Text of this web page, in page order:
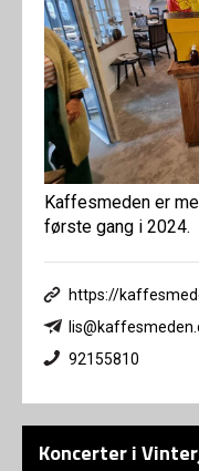
Kaffesmeden er
første gang i 2024.
https://
92155810
Koncerter i